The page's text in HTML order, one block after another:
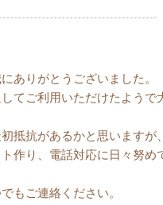
ありがとうございました。
てご利用いただけたようで
抵抗があるかと思いますが
作り、電話対応に日々努め
もご連絡ください。